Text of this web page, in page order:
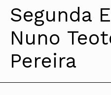
Segunda
Nuno
Pereira